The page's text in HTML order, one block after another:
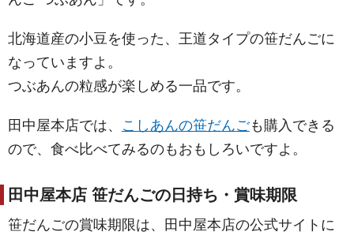
北海道産の小豆を使った、王道タイプの笹だんごに
なっていますよ。
つぶあんの粒感が楽しめる一品です。
田中屋本店では、 こしあんの笹だんごも購入できる
ので、食べ比べてみるのもおもしろいですよ。
田中屋本店 笹だんごの日持ち・賞味期限
笹だんごの賞味期限は、田中屋本店の公式サイトに